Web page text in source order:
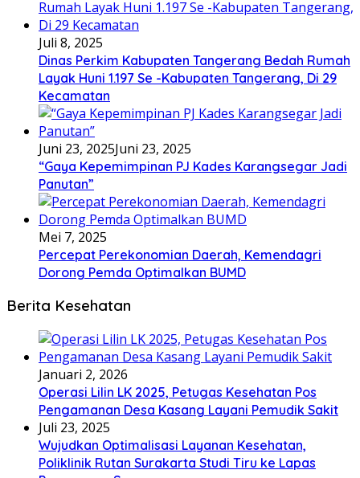
Juli 8, 2025
Dinas Perkim Kabupaten Tangerang Bedah Rumah
Layak Huni 1.197 Se -Kabupaten Tangerang, Di 29
Kecamatan
Juni 23, 2025Juni 23, 2025
“Gaya Kepemimpinan PJ Kades Karangsegar Jadi
Panutan”
Mei 7, 2025
Percepat Perekonomian Daerah, Kemendagri
Dorong Pemda Optimalkan BUMD
Berita Kesehatan
Januari 2, 2026
Operasi Lilin LK 2025, Petugas Kesehatan Pos
Pengamanan Desa Kasang Layani Pemudik Sakit
Juli 23, 2025
Wujudkan Optimalisasi Layanan Kesehatan,
Poliklinik Rutan Surakarta Studi Tiru ke Lapas